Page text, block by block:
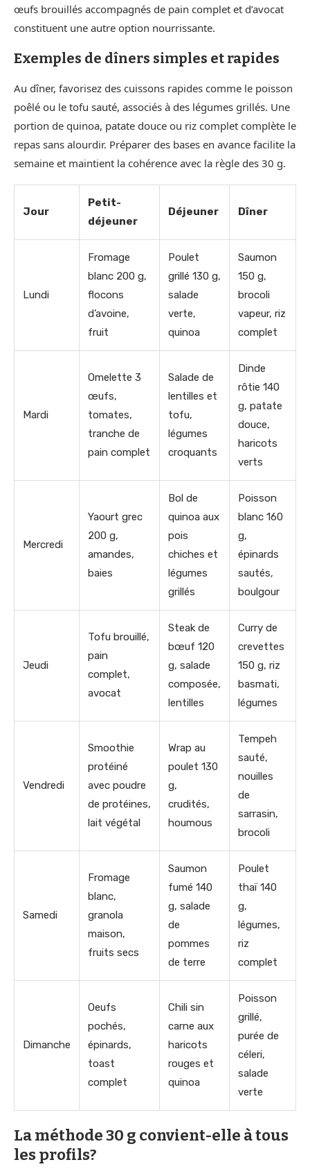
œufs brouillés accompagnés de pain complet et d’avocat
constituent une autre option nourrissante.
Exemples de dîners simples et rapides
Au dîner, favorisez des cuissons rapides comme le poisson
poêlé ou le tofu sauté, associés à des légumes grillés. Une
portion de quinoa, patate douce ou riz complet complète le
repas sans alourdir. Préparer des bases en avance facilite la
semaine et maintient la cohérence avec la règle des 30 g.
Jour
Petit-
déjeuner
Déjeuner Dîner
Lundi
Fromage
blanc 200 g,
flocons
d’avoine,
fruit
Poulet
grillé 130 g,
salade
verte,
quinoa
Saumon
150 g,
brocoli
vapeur, riz
complet
Mardi
Omelette 3
œufs,
tomates,
tranche de
pain complet
Salade de
lentilles et
tofu,
légumes
croquants
Dinde
rôtie 140
g, patate
douce,
haricots
verts
Mercredi
Yaourt grec
200 g,
amandes,
baies
Bol de
quinoa aux
pois
chiches et
légumes
grillés
Poisson
blanc 160
g,
épinards
sautés,
boulgour
Jeudi
Tofu brouillé,
pain
complet,
avocat
Steak de
bœuf 120
g, salade
composée,
lentilles
Curry de
crevettes
150 g, riz
basmati,
légumes
Vendredi
Smoothie
protéiné
avec poudre
de protéines,
lait végétal
Wrap au
poulet 130
g,
crudités,
houmous
Tempeh
sauté,
nouilles
de
sarrasin,
brocoli
Samedi
Fromage
blanc,
granola
maison,
fruits secs
Saumon
fumé 140
g, salade
de
pommes
de terre
Poulet
thaï 140
g,
légumes,
riz
complet
Dimanche
Oeufs
pochés,
épinards,
toast
complet
Chili sin
carne aux
haricots
rouges et
quinoa
Poisson
grillé,
purée de
céleri,
salade
verte
La méthode 30 g convient-elle à tous
les profils?